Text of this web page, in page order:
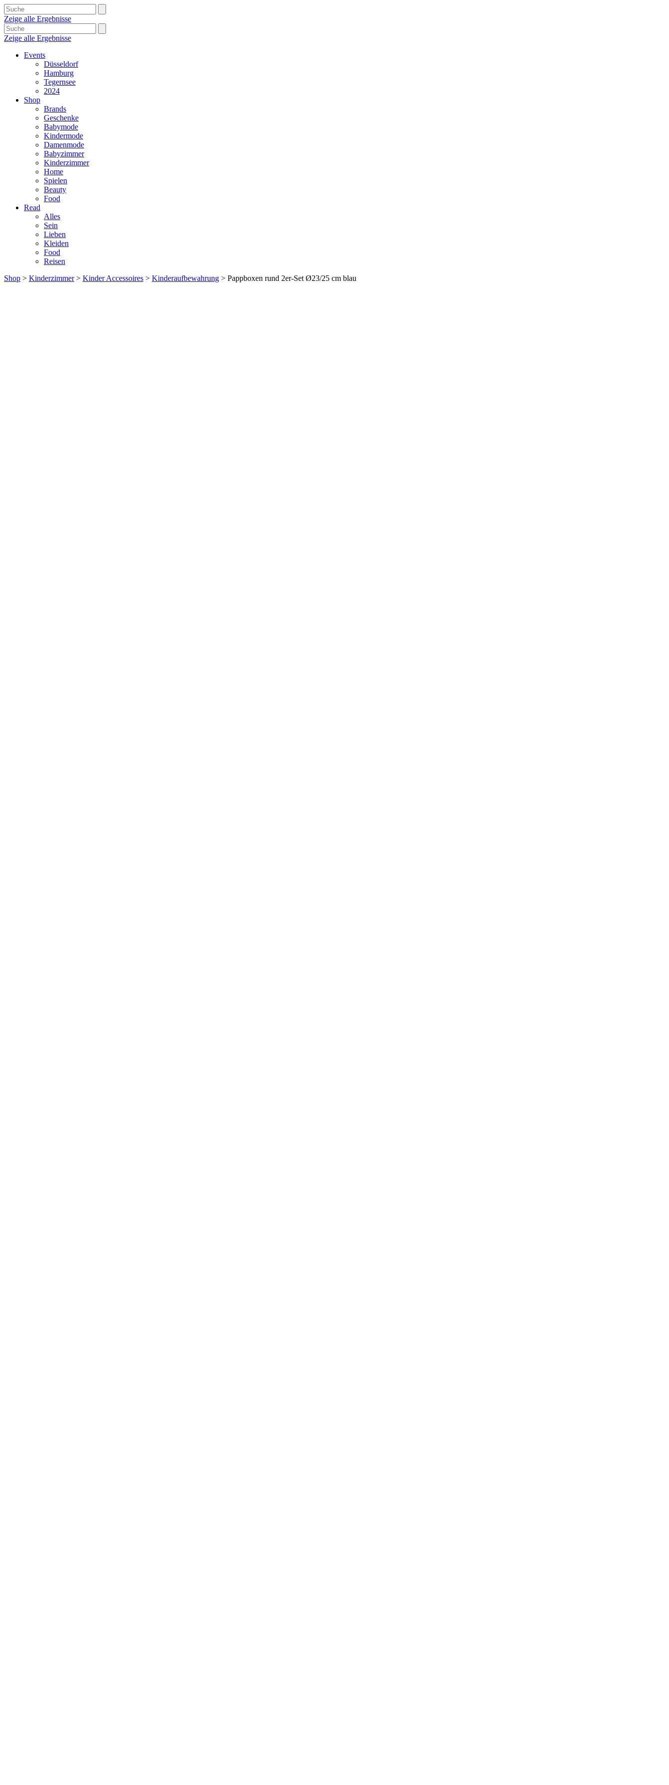
Zeige alle Ergebnisse
Zeige alle Ergebnisse
Events
Düsseldorf
Hamburg
Tegernsee
2024
Shop
Brands
Geschenke
Babymode
Kindermode
Damenmode
Babyzimmer
Kinderzimmer
Home
Spielen
Beauty
Food
Read
Alles
Sein
Lieben
Kleiden
Food
Reisen
Shop > Kinderzimmer> Kinder Accessoires > Kinderaufbewahrung > Pappboxen rund 2er-Set Ø23/25 cm blau